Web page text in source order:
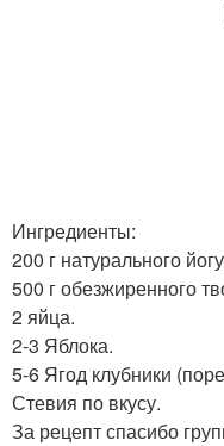
Ингредиенты:
200 г натурального
500 г обезжиренного
2 яйца.
2-3 Яблока.
5-6 Ягод клубники
Стевия по вкусу.
За рецепт спасибо